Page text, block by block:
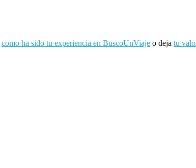
como ha sido tu experiencia en BuscoUnViaje o deja tu